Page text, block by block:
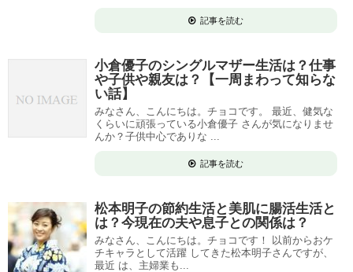
記事を読む
小倉優子のシングルマザー生活は？仕事
や子供や親友は？【一周まわって知らな
い話】
みなさん、こんにちは。チョコです。 最近、健気な
くらいに頑張っている小倉優子 さんが気になりませ
んか？子供中心でありな ...
記事を読む
松本明子の節約生活と美肌に腸活生活と
は？今現在の夫や息子との関係は？
みなさん、こんにちは。チョコです！ 以前からおケ
チキャラとして活躍 してきた松本明子さんですが、
最近 は、主婦業も...